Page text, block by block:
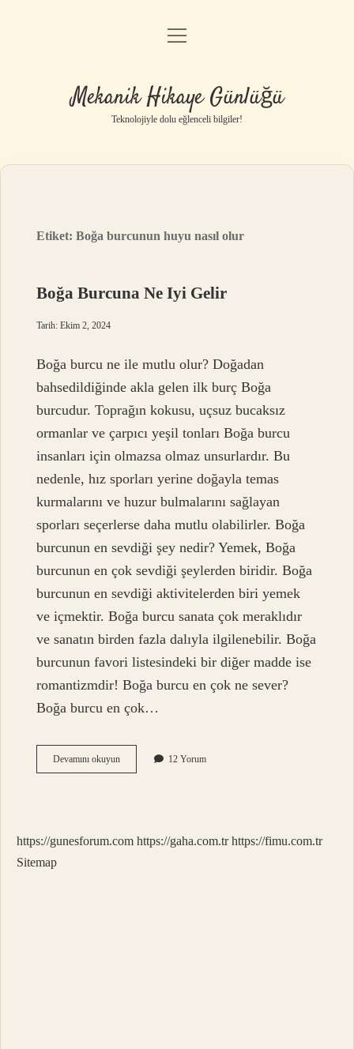
Anasayfa
Yasal Uyarı
menüyü
Mekanik Hikaye Günlüğü
Teknolojiyle dolu eğlenceli bilgiler!
Etiket:Boğa burcunun huyu nasıl olur
Boğa Burcuna Ne Iyi Gelir
Tarih: Ekim 2, 2024
Boğa burcu ne ile mutlu olur? Doğadan
bahsedildiğinde akla gelen ilk burç Boğa
burcudur. Toprağın kokusu, uçsuz bucaksız
ormanlar ve çarpıcı yeşil tonları Boğa burcu
insanları için olmazsa olmaz unsurlardır. Bu
nedenle, hız sporları yerine doğayla temas
kurmalarını ve huzur bulmalarını sağlayan
sporları seçerlerse daha mutlu olabilirler. Boğa
burcunun en sevdiği şey nedir? Yemek, Boğa
burcunun en çok sevdiği şeylerden biridir. Boğa
burcunun en sevdiği aktivitelerden biri yemek
ve içmektir. Boğa burcu sanata çok meraklıdır
ve sanatın birden fazla dalıyla ilgilenebilir. Boğa
burcunun favori listesindeki bir diğer madde ise
romantizmdir! Boğa burcu en çok ne sever?
Boğa burcu en çok…
Devamını okuyunBoğa
Burcuna
12 Yorum
https://gunesforum.com https://gaha.com.tr https://fimu.com.tr
Sitemap